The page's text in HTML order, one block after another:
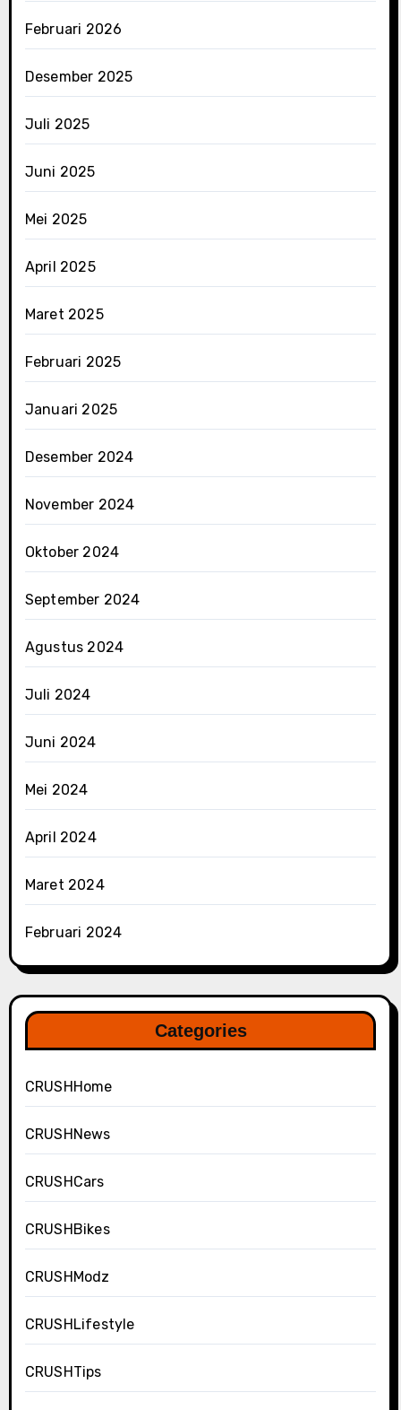
Februari 2026
Desember 2025
Juli 2025
Juni 2025
Mei 2025
April 2025
Maret 2025
Februari 2025
Januari 2025
Desember 2024
November 2024
Oktober 2024
September 2024
Agustus 2024
Juli 2024
Juni 2024
Mei 2024
April 2024
Maret 2024
Februari 2024
Categories
CRUSHHome
CRUSHNews
CRUSHCars
CRUSHBikes
CRUSHModz
CRUSHLifestyle
CRUSHTips